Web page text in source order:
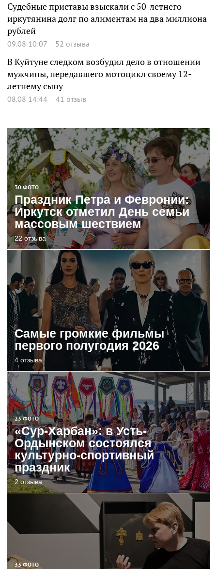
Судебные приставы взыскали с 50-летнего
иркутянина долг по алиментам на два миллиона
рублей
09.08 10:07 52 отзыва
В Куйтуне следком возбудил дело в отношении
мужчины, передавшего мотоцикл своему 12-
летнему сыну
08.08 14:44 41 отзыв
30 ФОТО
Праздник Петра и Февронии:
Иркутск отметил День семьи
массовым шествием
22 отзыва
Самые громкие фильмы
первого полугодия 2026
4 отзыва
23 ФОТО
«Сур-Харбан»: в Усть-
Ордынском состоялся
культурно-спортивный
праздник
2 отзыва
33 ФОТО